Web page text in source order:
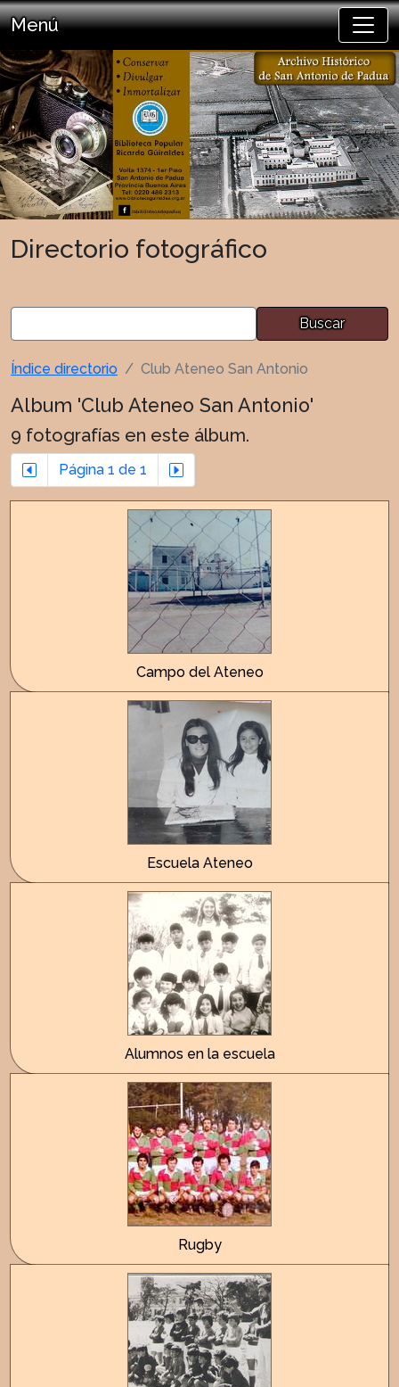
Menú
Directorio fotográfico
Buscar
Índice directorio Club Ateneo San Antonio
Album 'Club Ateneo San Antonio'
9 fotografías en este álbum.
Página 1 de 1
Campo del Ateneo
Escuela Ateneo
Alumnos en la escuela
Rugby